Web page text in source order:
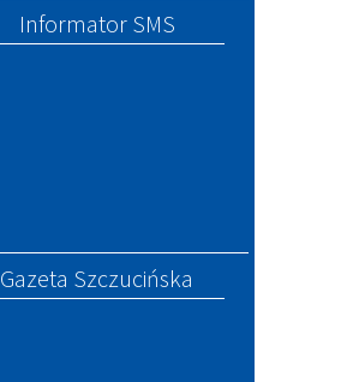
Informator SMS
Gazeta Szczucińska